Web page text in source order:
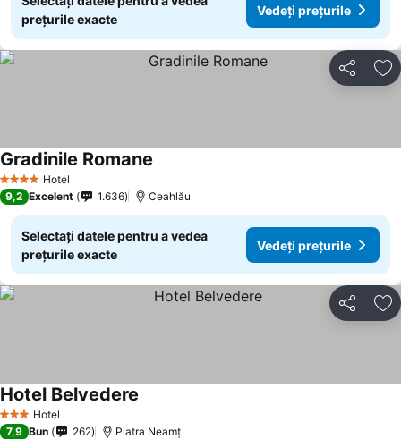
prețurile exacte
Vedeți prețurile
Distribuiți
4 Stele Hotel
Gradinile Romane
9,2 Excelent 1.636 Ceahlău
Selectați datele pentru a vedea
prețurile exacte
Vedeți prețurile
Distribuiți
3 SteleHotel
Hotel Belvedere
7,9 Bun 262 Piatra Neamț